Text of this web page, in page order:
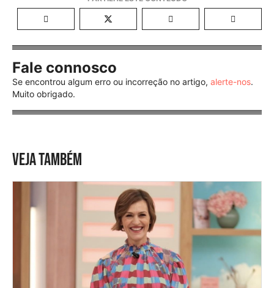
Fale connosco
Se encontrou algum erro ou incorreção no artigo, alerte-nos.
Muito obrigado.
VEJA TAMBÉM